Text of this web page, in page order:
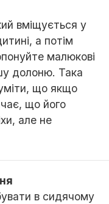
вміщується у
а потім
малюкові
долоню. Така
що якщо
що його
але не
в сидячому